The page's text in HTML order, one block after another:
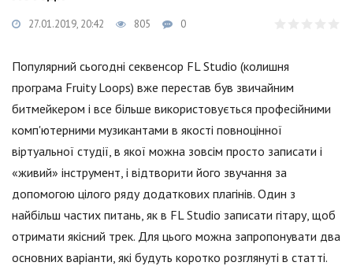
27.01.2019, 20:42 805 0
Популярний сьогодні секвенсор FL Studio (колишня
програма Fruity Loops) вже перестав був звичайним
битмейкером і все більше використовується професійними
комп'ютерними музикантами в якості повноцінної
віртуальної студії, в якої можна зовсім просто записати і
«живий» інструмент, і відтворити його звучання за
допомогою цілого ряду додаткових плагінів. Один з
найбільш частих питань, як в FL Studio записати гітару, щоб
отримати якісний трек. Для цього можна запропонувати два
основних варіанти, які будуть коротко розглянуті в статті.